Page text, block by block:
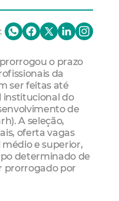
o prazo
da
ser feitas até
institucional do
de
A seleção,
oferta vagas
e superior,
determinado de
prorrogado por